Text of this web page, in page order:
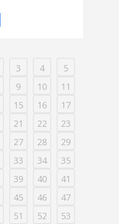
3 4
5
9 10
11
15 16
17
21 22
23
27 28
29
33 34
35
39 40
41
45 46
47
51 52
53